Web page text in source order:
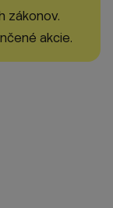
zákonov.
akcie.